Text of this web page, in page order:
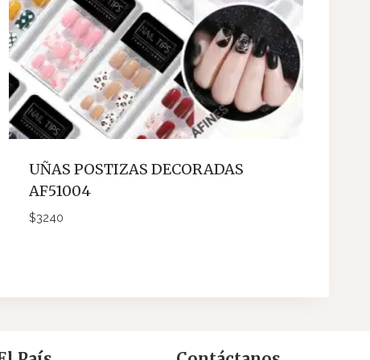
UÑAS POSTIZAS DECORADAS
AF51004
$3240